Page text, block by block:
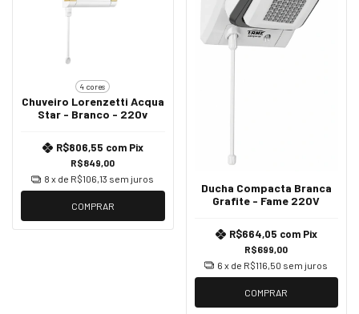
4 cores
Chuveiro Lorenzetti Acqua
Star - Branco - 220v
R$849,00
R$806,55 com Pix
8 x de R$106,13 sem juros
COMPRAR
Ducha Compacta Branca
Grafite - Fame 220V
R$699,00
R$664,05 com Pix
6 x de R$116,50 sem juros
COMPRAR